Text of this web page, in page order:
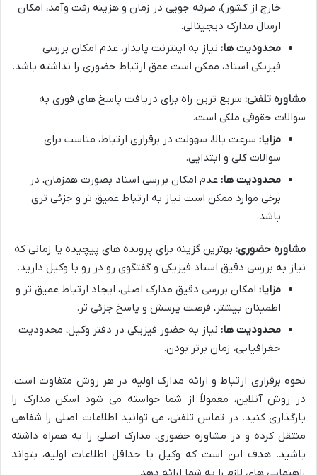
خارج از کشور)، صرفه جویی در زمان و هزینه رفت وآمد، امکان
ارسال مدارک دیجیتالی.
محدودیت ها: نیاز به اینترنت پایدار، عدم امکان بررسی
فیزیکی اسناد، ممکن است عمق ارتباط حضوری را نداشته باشد.
مشاوره تلفنی: سریع ترین راه برای دریافت پاسخ های فوری به
سوالات حقوقی ملکی است.
مزایا: سرعت بالا، سهولت در برقراری ارتباط، مناسب برای
سوالات کلی و ابتدایی.
محدودیت ها: عدم امکان بررسی اسناد بصورت همزمان، در
برخی موارد ممکن است نیاز به ارتباط عمیق تر و جزئی تری
باشد.
مشاوره حضوری: بهترین گزینه برای پرونده های پیچیده یا زمانی که
نیاز به بررسی دقیق اسناد فیزیکی و گفتگوی رو در رو با وکیل دارید.
مزایا: امکان بررسی دقیق مدارک اصلی، ایجاد ارتباط عمیق تر و
اطمینان بیشتر، فرصت پرسش و پاسخ جزئی تر.
محدودیت ها: نیاز به حضور فیزیکی در دفتر وکیل، محدودیت
جغرافیایی، زمان برتر بودن.
نحوه برقراری ارتباط و ارائه مدارک اولیه در هر روش متفاوت است.
در روش آنلاین، معمولاً از شما خواسته می شود اسکن مدارک را
بارگذاری کنید. در تماس تلفنی، می توانید اطلاعات اصلی را شفاهی
منتقل کرده و در مشاوره حضوری، مدارک اصلی را به همراه داشته
باشید. هدف این است که وکیل با حداقل اطلاعات اولیه، بتواند